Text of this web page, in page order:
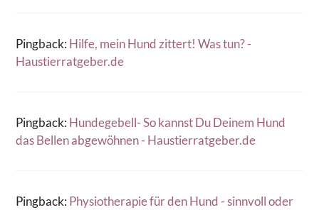
Pingback: Hilfe, mein Hund zittert! Was tun? -
Haustierratgeber.de
Pingback: Hundegebell- So kannst Du Deinem Hund
das Bellen abgewöhnen - Haustierratgeber.de
Pingback: Physiotherapie für den Hund - sinnvoll oder